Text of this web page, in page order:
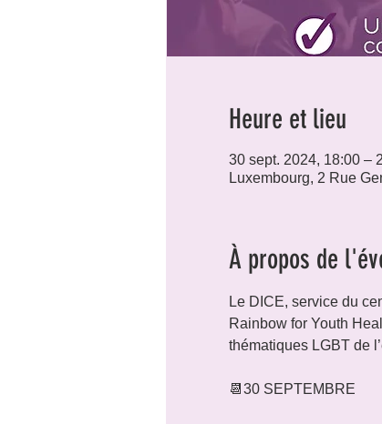
Heure et lieu
30 sept. 2024, 18:00 –
Luxembourg, 2 Rue
À propos de
Le DICE, service du
Rainbow for Youth
thématiques LGBT de
📆30 SEPTEMBRE